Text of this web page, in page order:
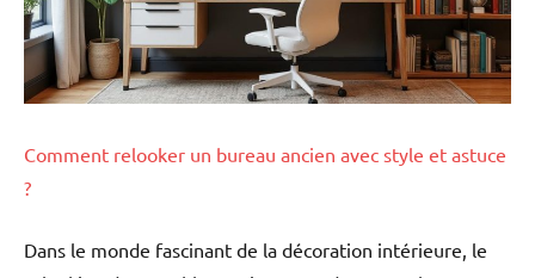
Comment relooker un bureau ancien avec style et astuce
?
Dans le monde fascinant de la décoration intérieure, le